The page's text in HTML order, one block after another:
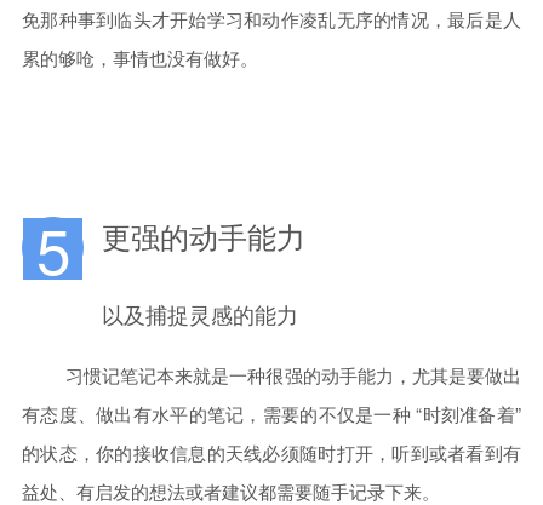
免那种事到临头才开始学习和动作凌乱无序的情况，最后是人
累的够呛，事情也没有做好。
5 更强的动手能力
以及捕捉灵感的能力
习惯记笔记本来就是一种很强的动手能力，尤其是要做出
有态度、做出有水平的笔记，需要的不仅是一种 “时刻准备着”
的状态，你的接收信息的天线必须随时打开，听到或者看到有
益处、有启发的想法或者建议都需要随手记录下来。